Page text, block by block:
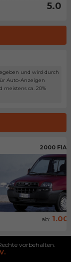
5.0
und wird durch
Auto-Anzeigen
meistens ca. 20%
2000
ab:
vorbehalten.